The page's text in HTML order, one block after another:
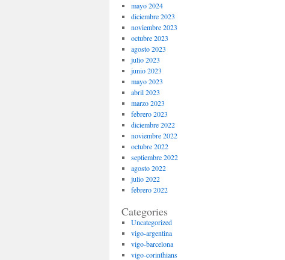
mayo 2024
diciembre 2023
noviembre 2023
octubre 2023
agosto 2023
julio 2023
junio 2023
mayo 2023
abril 2023
marzo 2023
febrero 2023
diciembre 2022
noviembre 2022
octubre 2022
septiembre 2022
agosto 2022
julio 2022
febrero 2022
Categories
Uncategorized
vigo-argentina
vigo-barcelona
vigo-corinthians